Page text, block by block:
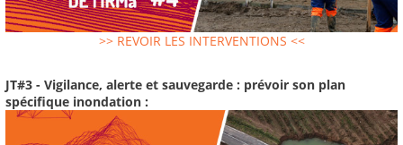
>> REVOIR LES INTERVENTIONS <<
JT#3 - Vigilance, alerte et sauvegarde : prévoir son plan
spécifique inondation :